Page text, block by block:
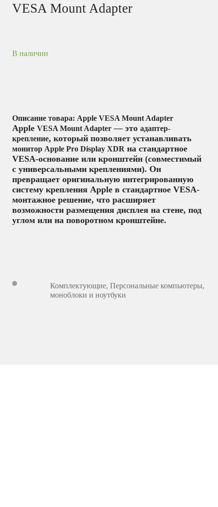
VESA Mount Adapter
В наличии
Описание товара: Apple VESA Mount Adapter
Apple VESA Mount Adapter — это адаптер-
крепление, который позволяет устанавливать
монитор Apple Pro Display XDR на стандартное
VESA-основание или кронштейн (совместимый
с универсальными креплениями). Он
превращает оригинальную интегрированную
систему крепления Apple в стандартное VESA-
монтажное решение, что расширяет
возможности размещения дисплея на стене, под
углом или на поворотном кронштейне.
Комплектующие, Персональные компьютеры,
моноблоки и ноутбуки